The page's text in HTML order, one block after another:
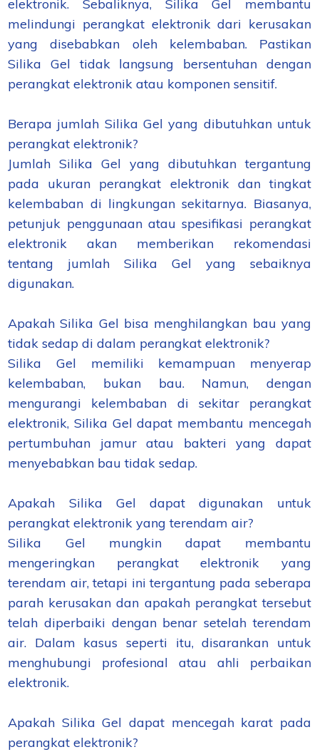
elektronik. Sebaliknya, Silika Gel membantu
melindungi perangkat elektronik dari kerusakan
yang disebabkan oleh kelembaban. Pastikan
Silika Gel tidak langsung bersentuhan dengan
perangkat elektronik atau komponen sensitif.
Berapa jumlah Silika Gel yang dibutuhkan untuk
perangkat elektronik?
Jumlah Silika Gel yang dibutuhkan tergantung
pada ukuran perangkat elektronik dan tingkat
kelembaban di lingkungan sekitarnya. Biasanya,
petunjuk penggunaan atau spesifikasi perangkat
elektronik akan memberikan rekomendasi
tentang jumlah Silika Gel yang sebaiknya
digunakan.
Apakah Silika Gel bisa menghilangkan bau yang
tidak sedap di dalam perangkat elektronik?
Silika Gel memiliki kemampuan menyerap
kelembaban, bukan bau. Namun, dengan
mengurangi kelembaban di sekitar perangkat
elektronik, Silika Gel dapat membantu mencegah
pertumbuhan jamur atau bakteri yang dapat
menyebabkan bau tidak sedap.
Apakah Silika Gel dapat digunakan untuk
perangkat elektronik yang terendam air?
Silika Gel mungkin dapat membantu
mengeringkan perangkat elektronik yang
terendam air, tetapi ini tergantung pada seberapa
parah kerusakan dan apakah perangkat tersebut
telah diperbaiki dengan benar setelah terendam
air. Dalam kasus seperti itu, disarankan untuk
menghubungi profesional atau ahli perbaikan
elektronik.
Apakah Silika Gel dapat mencegah karat pada
perangkat elektronik?